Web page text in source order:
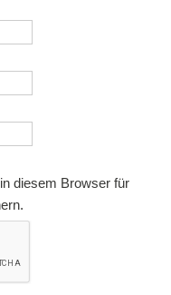
diesem Browser für